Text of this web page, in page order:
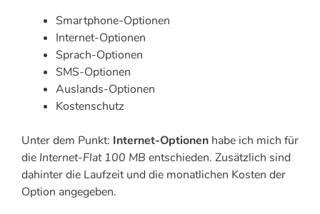
Smartphone-Optionen
Internet-Optionen
Sprach-Optionen
SMS-Optionen
Auslands-Optionen
Kostenschutz
Unter dem Punkt: Internet-Optionen habe ich mich für
die Internet-Flat 100 MB entschieden. Zusätzlich sind
dahinter die Laufzeit und die monatlichen Kosten der
Option angegeben.